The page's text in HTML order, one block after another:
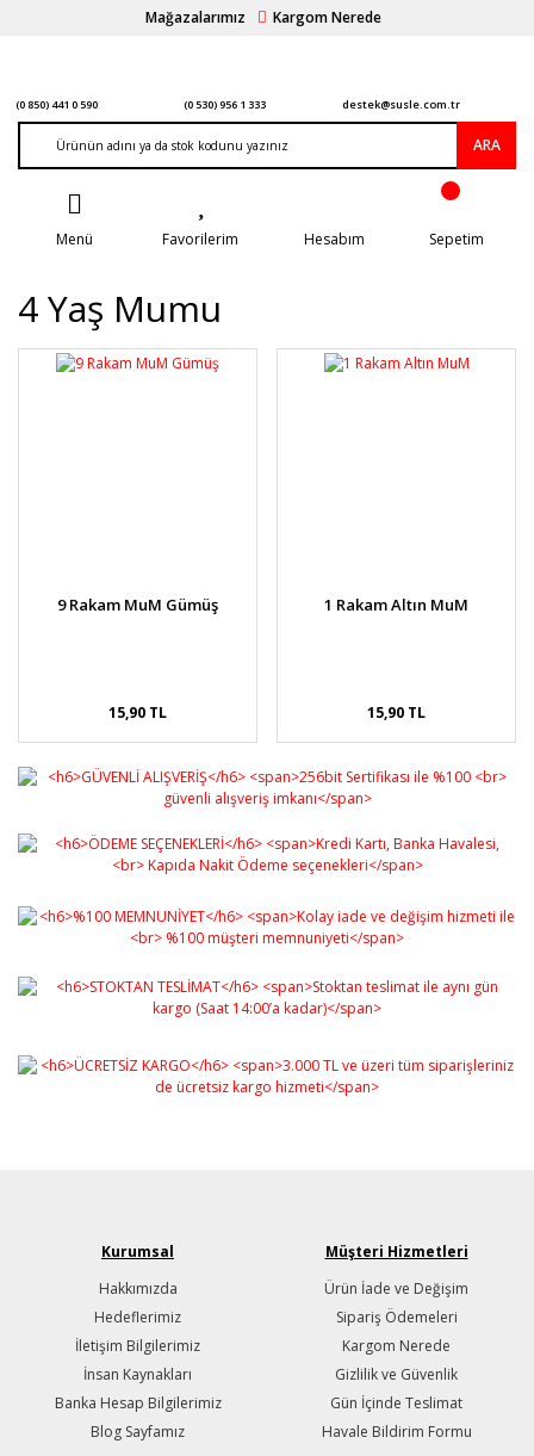
Mağazalarımız Kargom Nerede
(0 850) 441 0 590 (0 530) 956 1 333 destek@susle.com.tr
ARA
Menü Favorilerim Hesabım Sepetim
4 Yaş Mumu
9 Rakam MuM Gümüş
15,90 TL
1 Rakam Altın MuM
15,90 TL
Kurumsal
Hakkımızda
Hedeflerimiz
İletişim Bilgilerimiz
İnsan Kaynakları
Banka Hesap Bilgilerimiz
Blog Sayfamız
Müşteri Hizmetleri
Ürün İade ve Değişim
Sipariş Ödemeleri
Kargom Nerede
Gizlilik ve Güvenlik
Gün İçinde Teslimat
Havale Bildirim Formu